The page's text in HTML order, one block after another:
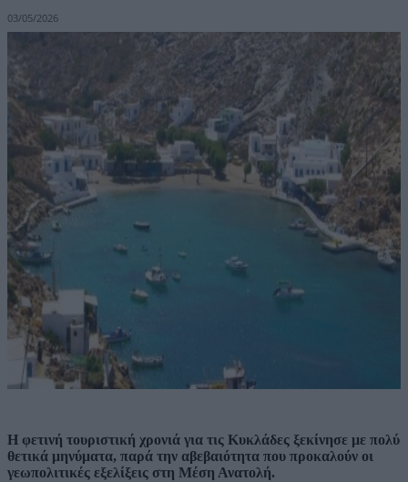
03/05/2026
Η φετινή τουριστική χρονιά για τις Κυκλάδες ξεκίνησε με πολύ
θετικά μηνύματα, παρά την αβεβαιότητα που προκαλούν οι
γεωπολιτικές εξελίξεις στη Μέση Ανατολή.